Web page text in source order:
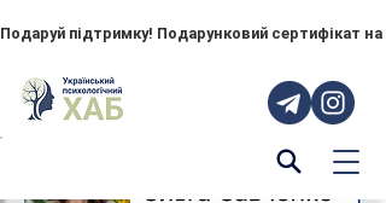
Подаруй підтримку! Подарунковий сертифікат